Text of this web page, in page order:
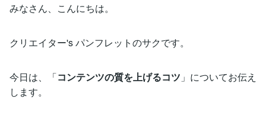
みなさん、こんにちは。
クリエイター's パンフレットのサクです。
今日は、「コンテンツの質を上げるコツ 」についてお伝え
します。